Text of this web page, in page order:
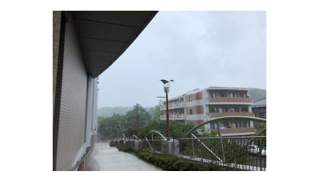
お知らせ 会社概要
採用情報 プライバシーポリシー